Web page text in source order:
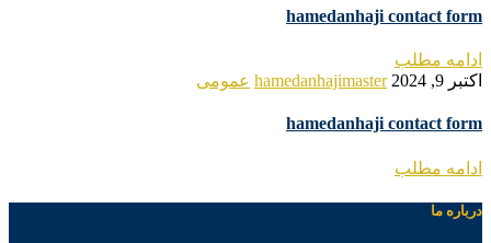
hamedanhaji contact form
ادامه مطلب
اکتبر 9, 2024
hamedanhajimaster عمومی
hamedanhaji contact form
ادامه مطلب
درباره ما